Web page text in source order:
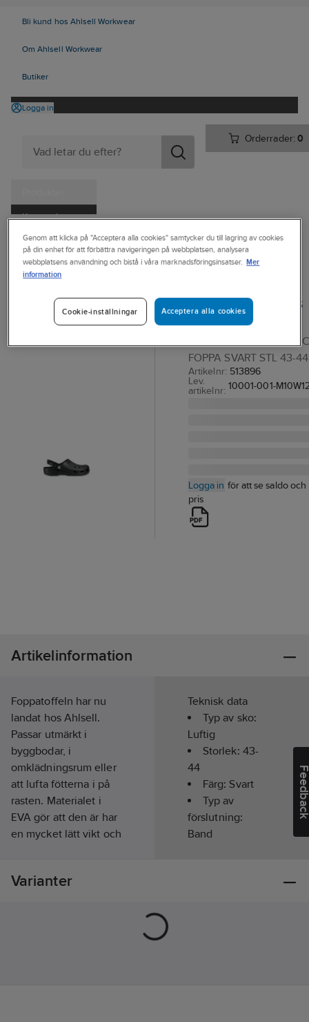
Bli kund hos Ahlsell Workwear
Om Ahlsell Workwear
Butiker
Logga in
Orderrader:0
Kampanjer
Tjänster
Kataloger
Ahlsell Produkter Personligt skydd Skor
Yrkesskor
Yrkessandaler/tofflor, utan skydd
Yrkestoffel Crocs
Classic
TOFFEL CROCS CLASSIC
FOPPA SVART STL 43-44
Artikelnr: 513896
Lev.
artikelnr: 10001-001-
Logga in för att se saldo och
pris
Artikelinformation
Foppatoffeln har nu
landat hos Ahlsell.
Passar utmärkt i
byggbodar, i
omklädningsrum eller
att lufta fötterna i på
rasten. Materialet i
EVA gör att den är har
en mycket lätt vikt och
också. Hälbandet kan
Teknisk data
Typ av sko:
Luftig
Storlek: 43-
44
Färg:Svart
Typ av
förslutning:
Band
Varianter
Genom att klicka på "Acceptera alla cookies" samtycker du till lagring av cookies
på din enhet för att förbättra navigeringen på webbplatsen, analysera
webbplatsens användning och bistå i våra marknadsföringsinsatser. Mer
information
Acceptera alla cookies
Cookie-inställningar